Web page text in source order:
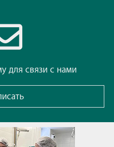
для связи с нами